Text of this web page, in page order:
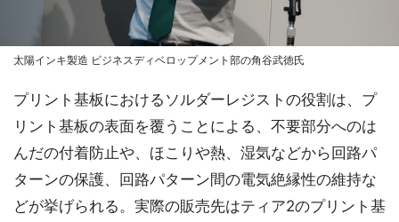
太陽インキ製造 ビジネスディベロップメント部の角谷武徳氏
プリント基板におけるソルダーレジストの役割は、プ
リント基板の表面を覆うことによる、不要部分へのは
んだの付着防止や、ほこりや熱、湿気などから回路パ
ターンの保護、回路パターン間の電気絶縁性の維持な
どが挙げられる。実際の販売先はティア2のプリント基